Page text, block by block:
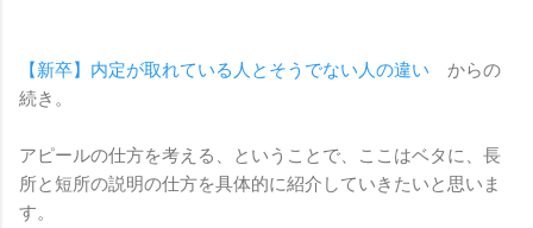
【新卒】内定が取れている人とそうでない人の違い からの
続き。
アピールの仕方を考える、ということで、ここはベタに、長
所と短所の説明の仕方を具体的に紹介していきたいと思いま
す。